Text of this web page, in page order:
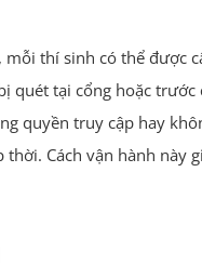
thí sinh có thể được
quét tại cổng hoặc trước
quyền truy cập hay
Cách vận hành này